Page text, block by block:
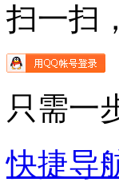
扫一扫
只需一
快捷导